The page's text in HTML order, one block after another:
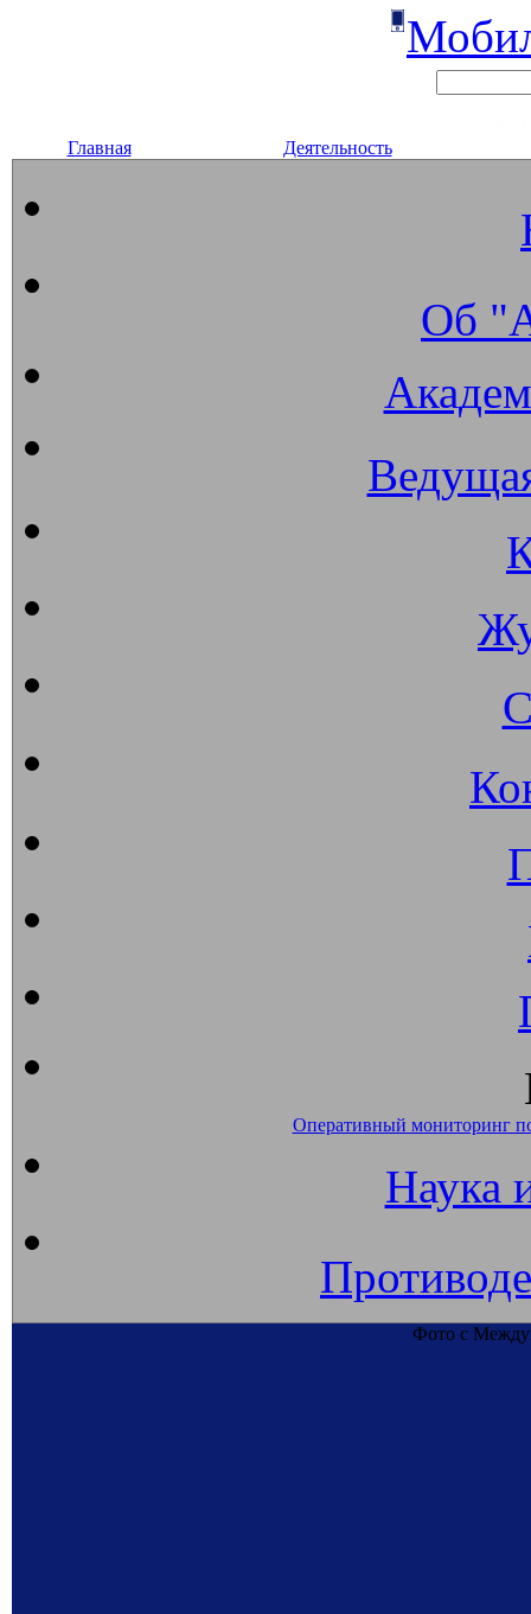
Главная Деятельность
Об
Оперативный мониторинг
Наука
Фото с